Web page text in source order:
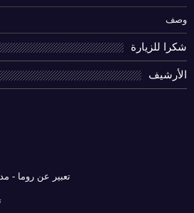
وصف
شكرا للزيارة
الأرشيف
تعبير عن روما -